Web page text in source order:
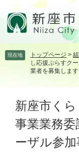
頭飛 現在地 トップページ >
し応援ぷらすク
業者を募集します
新座市く
事業業務
ーザル参